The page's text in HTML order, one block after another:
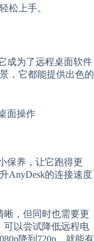
松上手。
成为了远程桌面软件
，它都能提供出色的
保养，让它跑得更
AnyDesk的连接速度
晰，但同时也需要更
可以尝试降低远程电
降到720p，就能有